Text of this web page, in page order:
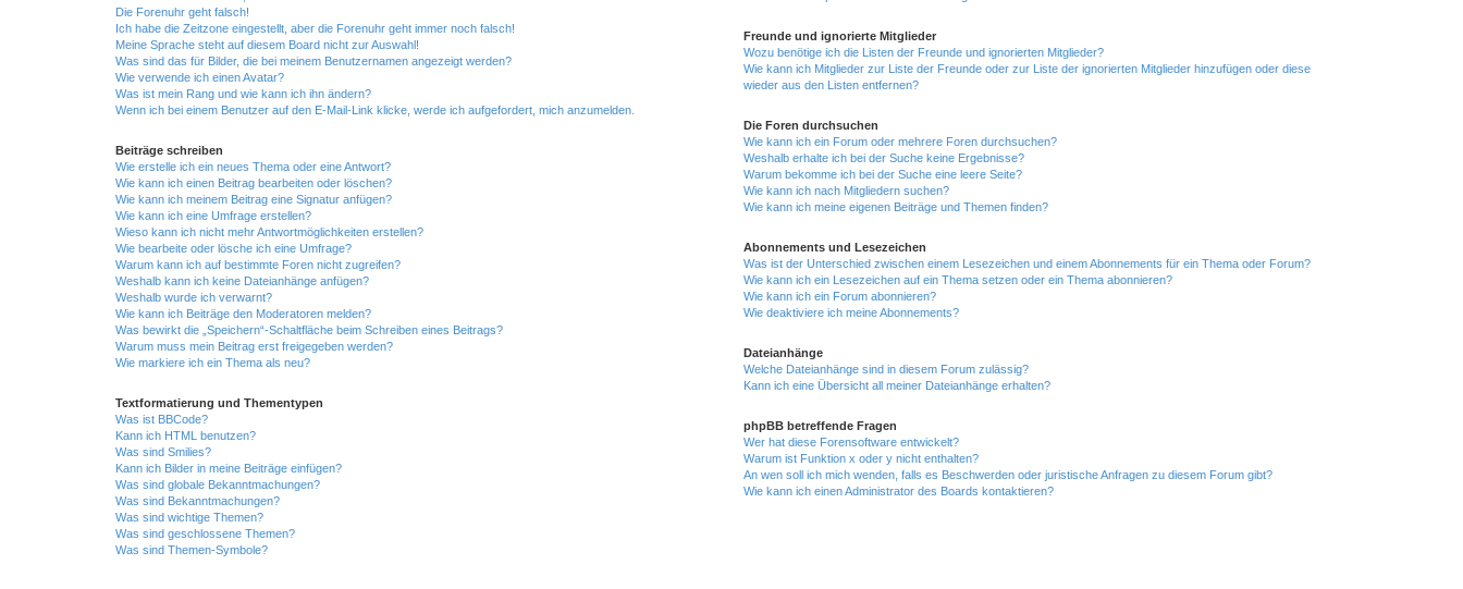
Die Forenuhr geht falsch!
Ich habe die Zeitzone eingestellt, aber die Forenuhr geht immer noch falsch!
Meine Sprache steht auf diesem Board nicht zur Auswahl!
Was sind das für Bilder, die bei meinem Benutzernamen angezeigt werden?
Wie verwende ich einen Avatar?
Was ist mein Rang und wie kann ich ihn ändern?
Wenn ich bei einem Benutzer auf den E-Mail-Link klicke, werde ich aufgefordert, mich anzumelden.
Beiträge schreiben
Wie erstelle ich ein neues Thema oder eine Antwort?
Wie kann ich einen Beitrag bearbeiten oder löschen?
Wie kann ich meinem Beitrag eine Signatur anfügen?
Wie kann ich eine Umfrage erstellen?
Wieso kann ich nicht mehr Antwortmöglichkeiten erstellen?
Wie bearbeite oder lösche ich eine Umfrage?
Warum kann ich auf bestimmte Foren nicht zugreifen?
Weshalb kann ich keine Dateianhänge anfügen?
Weshalb wurde ich verwarnt?
Wie kann ich Beiträge den Moderatoren melden?
Was bewirkt die „Speichern“-Schaltfläche beim Schreiben eines Beitrags?
Warum muss mein Beitrag erst freigegeben werden?
Wie markiere ich ein Thema als neu?
Textformatierung und Thementypen
Was ist BBCode?
Kann ich HTML benutzen?
Was sind Smilies?
Kann ich Bilder in meine Beiträge einfügen?
Was sind globale Bekanntmachungen?
Was sind Bekanntmachungen?
Was sind wichtige Themen?
Was sind geschlossene Themen?
Was sind Themen-Symbole?
Freunde und ignorierte Mitglieder
Wozu benötige ich die Listen der Freunde und ignorierten Mitglieder?
Wie kann ich Mitglieder zur Liste der Freunde oder zur Liste der ignorierten Mitglieder hinzufügen oder diese
wieder aus den Listen entfernen?
Die Foren durchsuchen
Wie kann ich ein Forum oder mehrere Foren durchsuchen?
Weshalb erhalte ich bei der Suche keine Ergebnisse?
Warum bekomme ich bei der Suche eine leere Seite?
Wie kann ich nach Mitgliedern suchen?
Wie kann ich meine eigenen Beiträge und Themen finden?
Abonnements und Lesezeichen
Was ist der Unterschied zwischen einem Lesezeichen und einem Abonnements für ein Thema oder Forum?
Wie kann ich ein Lesezeichen auf ein Thema setzen oder ein Thema abonnieren?
Wie kann ich ein Forum abonnieren?
Wie deaktiviere ich meine Abonnements?
Dateianhänge
Welche Dateianhänge sind in diesem Forum zulässig?
Kann ich eine Übersicht all meiner Dateianhänge erhalten?
phpBB betreffende Fragen
Wer hat diese Forensoftware entwickelt?
Warum ist Funktion x oder y nicht enthalten?
An wen soll ich mich wenden, falls es Beschwerden oder juristische Anfragen zu diesem Forum gibt?
Wie kann ich einen Administrator des Boards kontaktieren?